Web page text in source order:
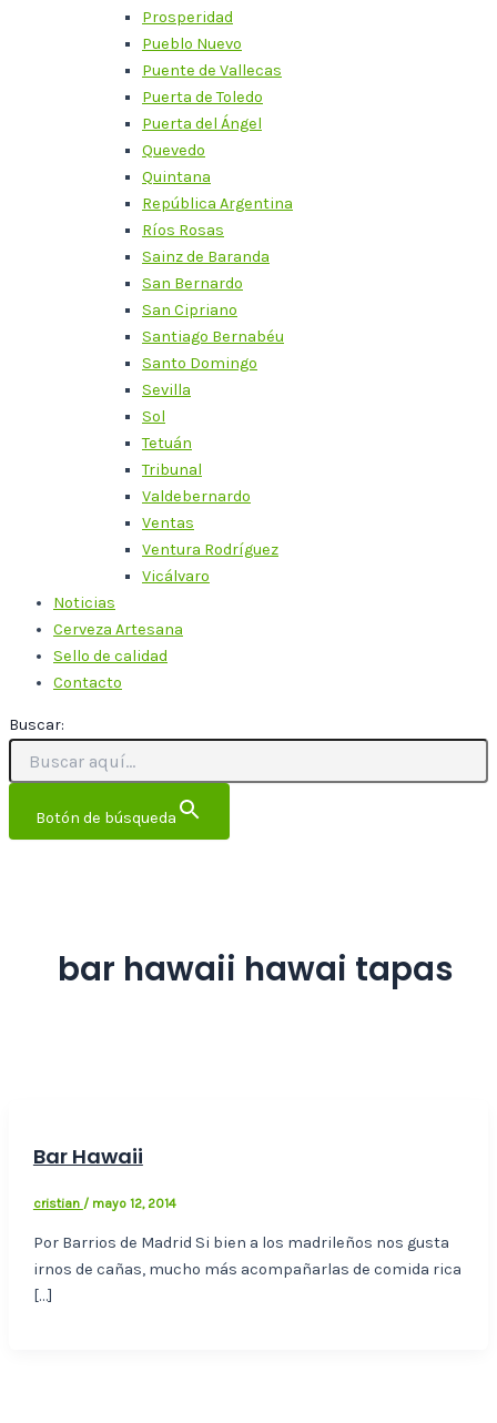
Prosperidad
Pueblo Nuevo
Puente de Vallecas
Puerta de Toledo
Puerta del Ángel
Quevedo
Quintana
República Argentina
Ríos Rosas
Sainz de Baranda
San Bernardo
San Cipriano
Santiago Bernabéu
Santo Domingo
Sevilla
Sol
Tetuán
Tribunal
Valdebernardo
Ventas
Ventura Rodríguez
Vicálvaro
Noticias
Cerveza Artesana
Sello de calidad
Contacto
Buscar:
Botón de búsqueda
bar hawaii hawai tapas
Bar Hawaii
cristian / mayo 12, 2014
Por Barrios de Madrid Si bien a los madrileños nos gusta
irnos de cañas, mucho más acompañarlas de comida rica
[…]